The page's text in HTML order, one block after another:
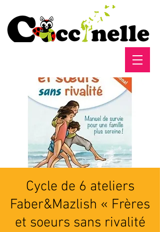
Cycle de 6 ateliers
Faber&Mazlish « Frères
et soeurs sans rivalité